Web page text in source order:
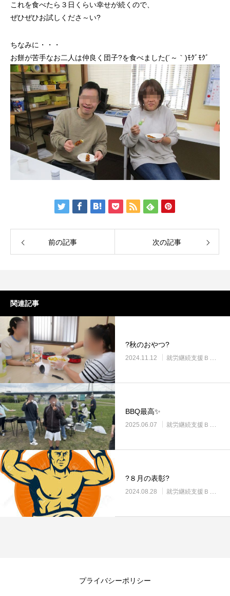
これを食べたら３日くらい幸せが続くので、
ぜひぜひお試しくださ～い?
ちなみに・・・
お餅が苦手なお二人は仲良く団子?を食べました(´～｀)ﾓｸﾞﾓｸﾞ
前の記事 次の記事
関連記事
?秋のおやつ?
2024.11.12 就労継続支援Ｂ型・ニコサービス城東センター
BBQ最高✨
2025.06.07 就労継続支援Ｂ型・ニコサービス城東センター
?８月の表彰?
2024.08.28 就労継続支援Ｂ型・ニコサービス城東センター
プライバシーポリシー